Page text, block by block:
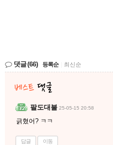
댓글(66) 등록순 최신순
팔도대불 25-05-15 20:58
긁혔어? ㅋㅋ
답글 이동